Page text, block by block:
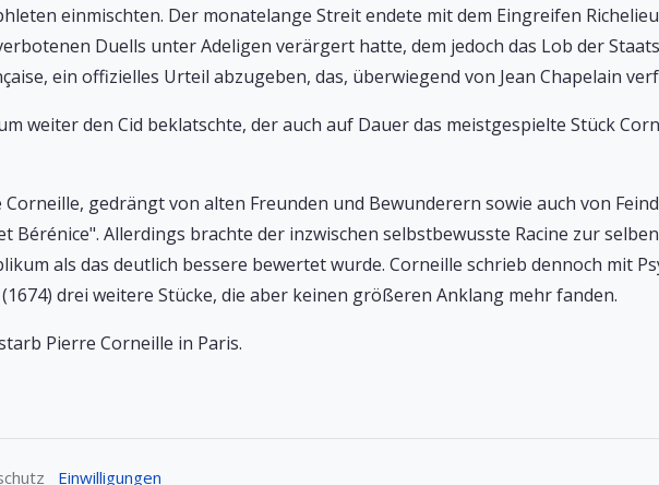
einmischten. Der monatelange Streit endete mit dem Eingreifen
Duells unter Adeligen verärgert hatte, dem jedoch das Lob der
ein offizielles Urteil abzugeben, das, überwiegend von Jean Chapelain
weiter den Cid beklatschte, der auch auf Dauer das meistgespielte Stück
Corneille, gedrängt von alten Freunden und Bewunderern sowie auch von
Bérénice". Allerdings brachte der inzwischen selbstbewusste Racine zur
als das deutlich bessere bewertet wurde. Corneille schrieb dennoch mit
drei weitere Stücke, die aber keinen größeren Anklang mehr fanden.
Pierre Corneille in Paris.
Einwilligungen